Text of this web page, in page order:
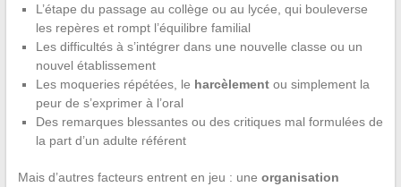
L’étape du passage au collège ou au lycée, qui bouleverse
les repères et rompt l’équilibre familial
Les difficultés à s’intégrer dans une nouvelle classe ou un
nouvel établissement
Les moqueries répétées, le harcèlementou simplement la
peur de s’exprimer à l’oral
Des remarques blessantes ou des critiques mal formulées de
la part d’un adulte référent
Mais d’autres facteurs entrent en jeu : une organisation